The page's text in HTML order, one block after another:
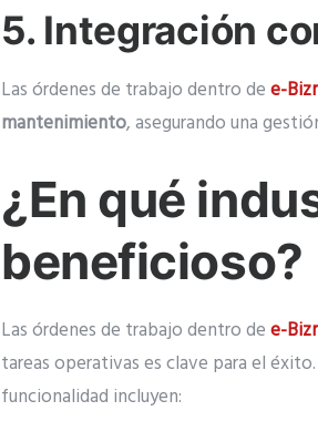
5. Integración
Las órdenes de trabajo dentro dee-
mantenimiento, asegurando una
¿En qué
beneficioso?
Las órdenes de trabajo dentro dee-
tareas operativas es clave para el
funcionalidad incluyen: